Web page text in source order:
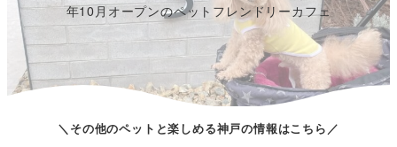
年10月オープンのペットフレンドリーカフェ
＼その他のペットと楽しめる神戸の情報はこちら／